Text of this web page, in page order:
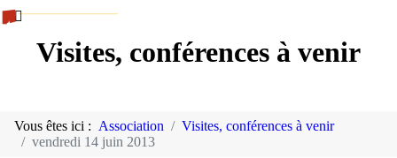
Visites, conférences à venir
Vous êtes ici : Association
Visites, conférences à venir
vendredi 14 juin 2013